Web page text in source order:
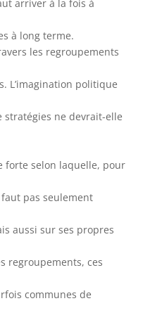
arriver à la fois à
à long terme.
les regroupements
L’imagination politique
stratégies ne devrait-elle
forte selon laquelle, pour
pas seulement
aussi sur ses propres
regroupements, ces
communes de